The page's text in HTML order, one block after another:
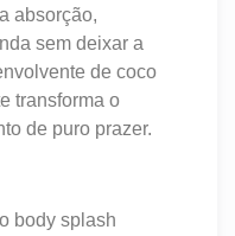
absorção,
sem deixar a
de coco
transforma o
de puro prazer.
body splash